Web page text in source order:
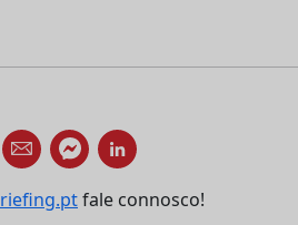
fale connosco!